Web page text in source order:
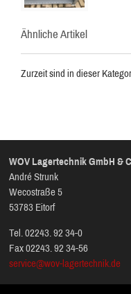
Ähnliche Artikel
Zurzeit sind in dieser
WOV Lagertechnik GmbH &
André Strunk
Wecostraße 5
53783 Eitorf
Tel. 02243. 92 34-0
Fax 02243. 92 34-56
service@wov-lagertechnik.de